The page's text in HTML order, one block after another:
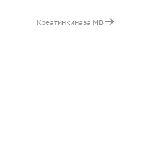
Креатинкиназа MB